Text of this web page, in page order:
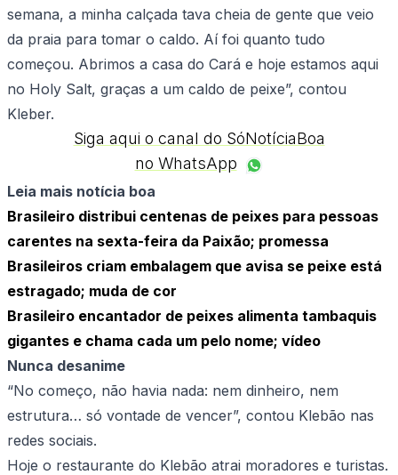
semana, a minha calçada tava cheia de gente que veio
da praia para tomar o caldo. Aí foi quanto tudo
começou. Abrimos a casa do Cará e hoje estamos aqui
no Holy Salt, graças a um caldo de peixe”, contou
Kleber.
Siga aqui o canal do SóNotíciaBoa
no WhatsApp
Leia mais notícia boa
Brasileiro distribui centenas de peixes para pessoas
carentes na sexta-feira da Paixão; promessa
Brasileiros criam embalagem que avisa se peixe está
estragado; muda de cor
Brasileiro encantador de peixes alimenta tambaquis
gigantes e chama cada um pelo nome; vídeo
Nunca desanime
“No começo, não havia nada: nem dinheiro, nem
estrutura… só vontade de vencer”, contou Klebão nas
redes sociais.
Hoje o restaurante do Klebão atrai moradores e turistas.